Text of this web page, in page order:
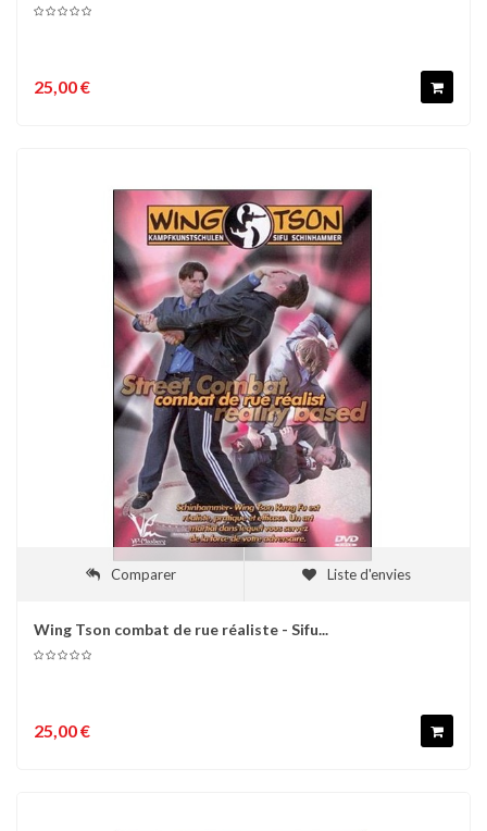
25,00 €
Comparer Liste d'envies
Wing Tson combat de rue réaliste - Sifu...
25,00 €